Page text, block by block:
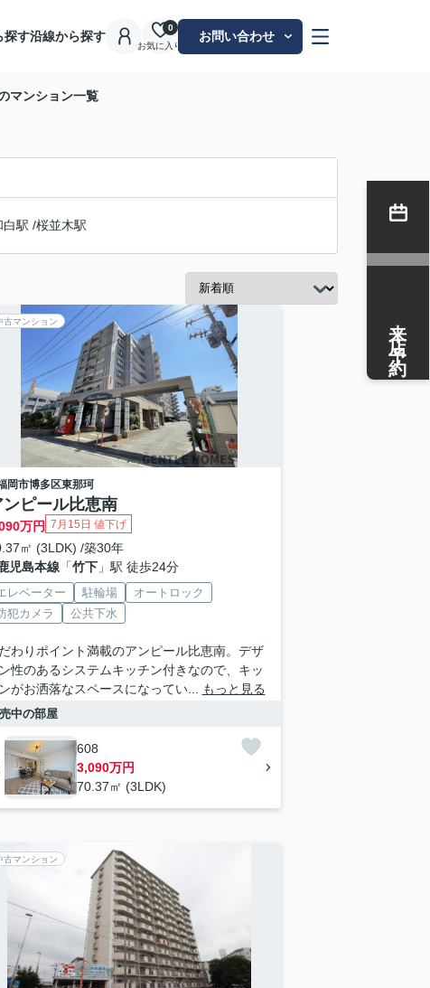
探す沿線から探す
お気に入り
0
お問い合わせ
マンション一覧
白駅 /桜並木駅
古マンション
岡市博多区東那珂
ンピール比恵南
万円 7月15日 値下げ
㎡ (3LDK) /築30年
児島本線「竹下」駅 徒歩24分
レベーター 駐輪場
オートロック
犯カメラ
公共下水
わりポイント満載のアンピール比恵南。デザ
性のあるシステムキッチン付きなので、キッ
がお洒落なスペースになってい...
もっと見る
中の部屋
608
3,090万円
70.37㎡ (3LDK)
古マンション
来店予約